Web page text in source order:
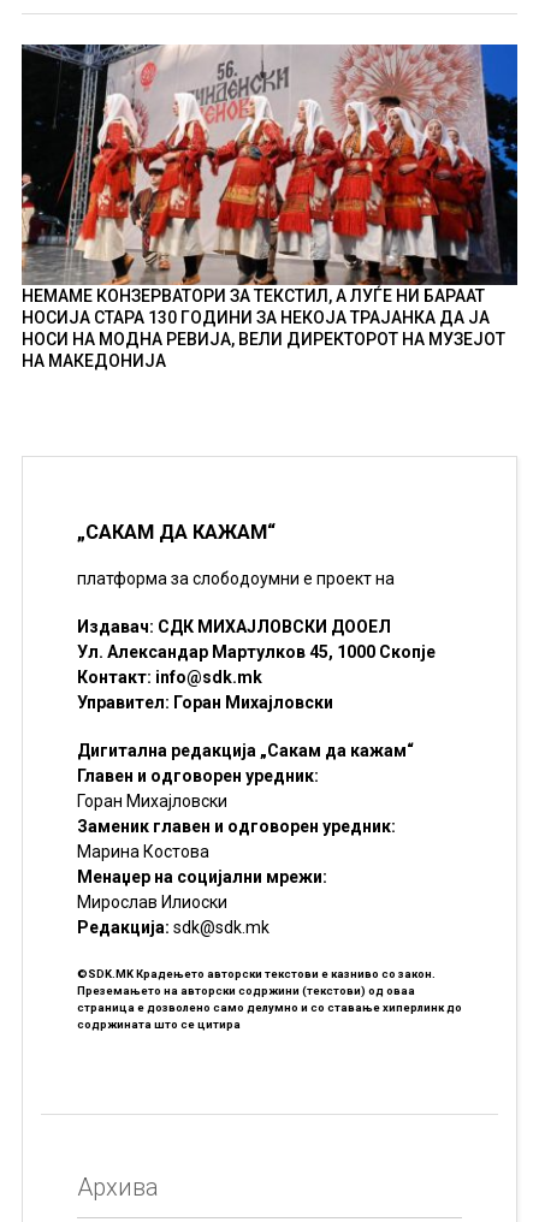
НЕМАМЕ КОНЗЕРВАТОРИ ЗА ТЕКСТИЛ, А ЛУЃЕ НИ БАРААТ
НОСИЈА СТАРА 130 ГОДИНИ ЗА НЕКОЈА ТРАЈАНКА ДА ЈА
НОСИ НА МОДНА РЕВИЈА, ВЕЛИ ДИРЕКТОРОТ НА МУЗЕЈОТ
НА МАКЕДОНИЈА
„САКАМ ДА КАЖАМ“
платформа за слободоумни е проект на
Издавач: СДК МИХАЈЛОВСКИ ДООЕЛ
Ул. Александар Мартулков 45, 1000 Скопје
Контакт: info@sdk.mk
Управител: Горан Михајловски
Дигитална редакција „Сакам да кажам“
Главен и одговорен уредник:
Горан Михајловски
Заменик главен и одговорен уредник:
Марина Костова
Менаџер на социјални мрежи:
Мирослав Илиоски
Редакцијa: sdk@sdk.mk
©SDK.MK Крадењето авторски текстови е казниво со закон.
Преземањето на авторски содржини (текстови) од оваа
страница е дозволено само делумно и со ставање хиперлинк до
содржината што се цитира
Архива